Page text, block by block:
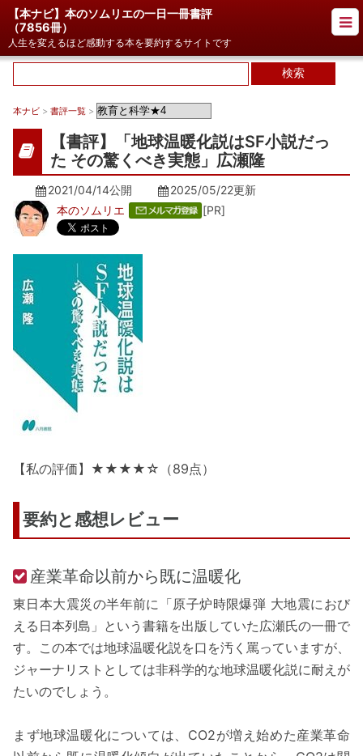
【本ナビ】本のソムリエの一日一冊書評
（7856冊）
人生を変えるほど感動する本を要約するサイトです
本ナビ > 書評一覧 >
【書評】「地球温暖化説はSF小説だっ
た その驚くべき実態」広瀬隆
2021/04/14公開 2025/05/22更新
本のソムリエ
[PR]
【私の評価】★★★★☆（89点）
要約と感想レビュー
産業革命以前から既に温暖化
東日本大震災の半年前に「原子炉時限爆弾 大地震におび
える日本列島」という書籍を出版していた広瀬氏の一冊で
す。この本では地球温暖化説を口を汚く罵っていますが、
ジャーナリストとしては非科学的な地球温暖化説に耐えが
たいのでしょう。
まず地球温暖化については、CO2が増え始めた産業革命